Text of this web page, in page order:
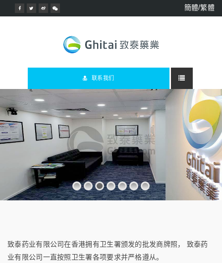
簡體/繁體
联系我们
致泰药业有限公司在香港拥有卫生署颁发的批发商牌照， 致泰药
业有限公司一直按照卫生署各项要求并严格遵从。